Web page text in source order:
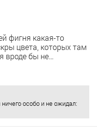
фигня какая-то
цвета, которых там
вроде бы не…
особо и не ожидал: